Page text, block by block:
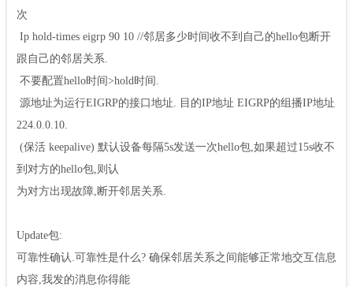
次
Ip hold-times eigrp 90 10 //邻居多少时间收不到自己的hello包断开
跟自己的邻居关系.
不要配置hello时间>hold时间.
源地址为运行EIGRP的接口地址. 目的IP地址 EIGRP的组播IP地址
224.0.0.10.
(保活 keepalive) 默认设备每隔5s发送一次hello包,如果超过15s收不
到对方的hello包,则认
为对方出现故障,断开邻居关系.
Update包:
可靠性确认.可靠性是什么? 确保邻居关系之间能够正常地交互信息
内容,我发的消息你得能